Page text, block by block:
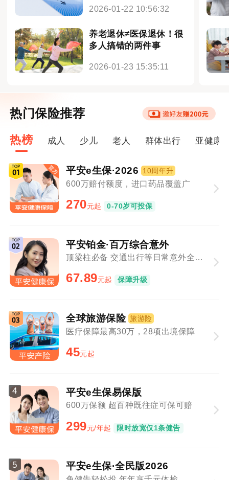
2026-01-22 10:56:32
养老退休≠医保退休！很
多人搞错的两件事
2026-01-23 15:35:11
热门保险推荐
热榜 成人 少儿 老人 群体出行 亚健康
平安e生保·2026 10周年升
600万赔付额度，进口药品覆盖广
270元起 0-70岁可投保
平安铂金·百万综合意外
顶梁柱必备 交通出行等日常意外全覆盖
67.89元起 保障升级
全球旅游保险 旅游险
医疗保障最高30万，28项出境保障
45元起
4 平安e生保易保版
600万保额 超百种既往症可保可赔
299元/年起 限时放宽仅1条健告
5 平安e生保·全民版2026